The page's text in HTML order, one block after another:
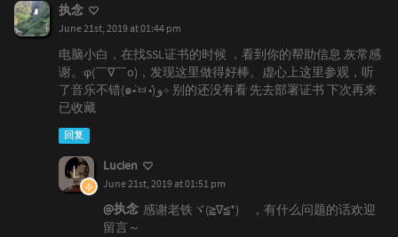
执念
June 21st, 2019 at 01:44 pm
电脑小白，在找SSL证书的时候 ，看到你的帮助信息 灰常感
谢。φ(￣∇￣o)，发现这里做得好棒。虚心上这里参观，听
了音乐不错(๑•̀ㅂ•́)و✧ 别的还没有看 先去部署证书 下次再来
已收藏
回复
Lucien
June 21st, 2019 at 01:51 pm
@执念 感谢老铁ヾ(≧∇≦*)ゝ，有什么问题的话欢迎
留言～